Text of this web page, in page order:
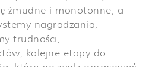
żmudne i monotonne, a
nagradzania,
trudności,
kolejne etapy do